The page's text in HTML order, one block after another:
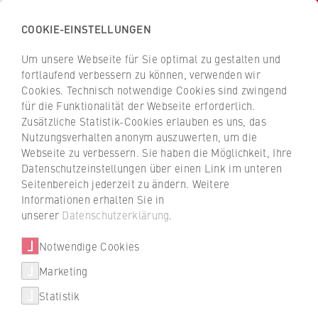
Z
u
ü
k
u
S
a
H
c
h
s
c
h
u
l
e
f
r
W
i
r
Z
u
r
ü
c
k
z
u
r
t
a
t
Über uns
Prof. Dr. Sigrid Betzelt
FB 1 Wirtschaftswissenschaften
Professur für Sozialwissenschaften mit dem
Schwerpunkt Arbeits- und Organisationssoziologie
COOKIE-EINSTELLUNGEN
Um unsere Webseite für Sie optimal zu gestalten und
fortlaufend verbessern zu können, verwenden wir
Cookies. Technisch notwendige Cookies sind zwingend
für die Funktionalität der Webseite erforderlich.
Zusätzliche Statistik-Cookies erlauben es uns, das
Nutzungsverhalten anonym auszuwerten, um die
Webseite zu verbessern. Sie haben die Möglichkeit, Ihre
Datenschutzeinstellungen über einen Link im unteren
Seitenbereich jederzeit zu ändern. Weitere
Informationen erhalten Sie in
unserer Datenschutzerklärung
Notwendige Cookies
Marketing
Statistik